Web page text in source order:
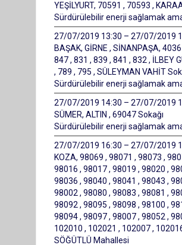
YEŞİLYURT, 70591 , 70593 ,
Sürdürülebilir enerji sağlamak
27/07/2019 13:30 – 27/07/2019
BAŞAK, GİRNE , SİNANPAŞA,
847 , 831 , 839 , 841 , 832 , İLBEY
, 789 , 795 , SÜLEYMAN VAHİT
Sürdürülebilir enerji sağlamak
27/07/2019 14:30 – 27/07/2019
SÜMER, ALTIN , 69047 Sokağı
Sürdürülebilir enerji sağlamak
27/07/2019 16:30 – 27/07/2019
KOZA, 98069 , 98071 , 98073 ,
98016 , 98017 , 98019 , 98020 ,
98036 , 98040 , 98041 , 98043 ,
98002 , 98080 , 98083 , 98081 ,
98092 , 98095 , 98098 , 98100 ,
98094 , 98097 , 98007 , 98052 ,
102010 , 102021 , 102007 ,
SÖĞÜTLÜ Mahallesi